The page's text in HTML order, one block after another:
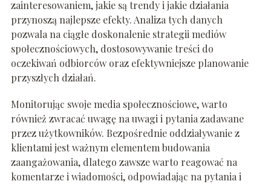
zainteresowaniem, jakie są trendy i jakie działania
przynoszą najlepsze efekty. Analiza tych danych
pozwala na ciągłe doskonalenie strategii mediów
społecznościowych, dostosowywanie treści do
oczekiwań odbiorców oraz efektywniejsze planowanie
przyszłych działań.
Monitorując swoje media społecznościowe, warto
również zwracać uwagę na uwagi i pytania zadawane
przez użytkowników. Bezpośrednie oddziaływanie z
klientami jest ważnym elementem budowania
zaangażowania, dlatego zawsze warto reagować na
komentarze i wiadomości, odpowiadając na pytania i